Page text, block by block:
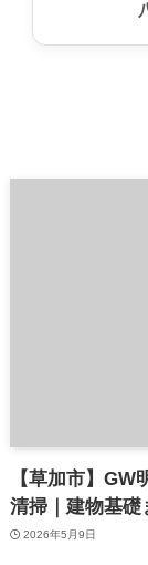
【草加市】
清掃｜建物基礎
2026年5月9日